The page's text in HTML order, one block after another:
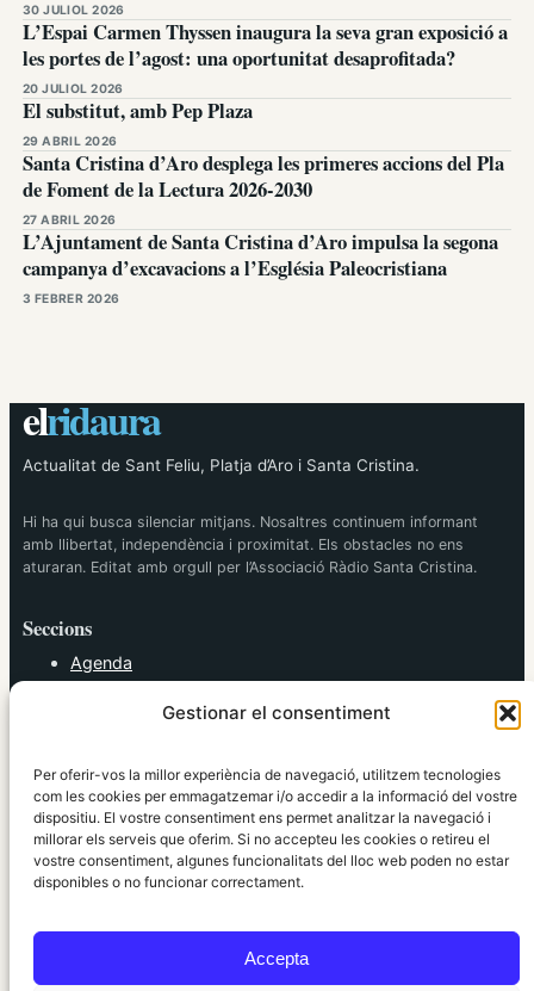
Gestionar el consentiment
Per oferir-vos la millor experiència de navegació, utilitzem tecnologies
com les cookies per emmagatzemar i/o accedir a la informació del vostre
dispositiu. El vostre consentiment ens permet analitzar la navegació i
millorar els serveis que oferim. Si no accepteu les cookies o retireu el
vostre consentiment, algunes funcionalitats del lloc web poden no estar
disponibles o no funcionar correctament.
Accepta
30 JULIOL 2026
L’Espai Carmen Thyssen inaugura la seva gran exposició a
les portes de l’agost: una oportunitat desaprofitada?
20 JULIOL 2026
El substitut, amb Pep Plaza
29 ABRIL 2026
Santa Cristina d’Aro desplega les primeres accions del Pla
de Foment de la Lectura 2026-2030
27 ABRIL 2026
L’Ajuntament de Santa Cristina d’Aro impulsa la segona
campanya d’excavacions a l’Església Paleocristiana
3 FEBRER 2026
elridaura
Actualitat de Sant Feliu, Platja d’Aro i Santa Cristina.
Hi ha qui busca silenciar mitjans. Nosaltres continuem informant
amb llibertat, independència i proximitat. Els obstacles no ens
aturaran. Editat amb orgull per l’Associació Ràdio Santa Cristina.
Seccions
Agenda
Política
Societat
Tendències
elRidaura.com